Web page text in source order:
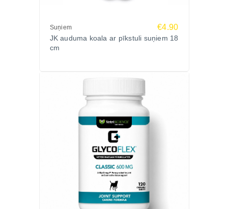
Suņiem €4.90
JK auduma koala ar pīkstuli suņiem 18
cm